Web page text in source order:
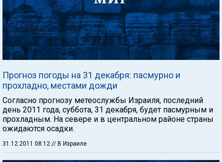
Прогноз погоды на 31 декабря: пасмурно и
прохладно, местами дожди
Согласно прогнозу метеослужбы Израиля, последний
день 2011 года, суббота, 31 декабря, будет пасмурным и
прохладным. На севере и в центральном районе страны
ожидаются осадки.
31.12.2011 08:12 // В Израиле